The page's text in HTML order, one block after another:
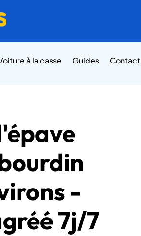
à la casse Guides Contact
-
7j/7